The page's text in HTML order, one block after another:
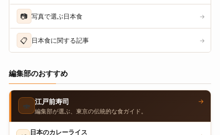
📷 写真で選ぶ日本食 →
📋 日本食に関する記事 →
編集部のおすすめ
🍣 江戸前寿司
編集部が選ぶ、東京の伝統的な食ガイド。
→
日本のカレーライス